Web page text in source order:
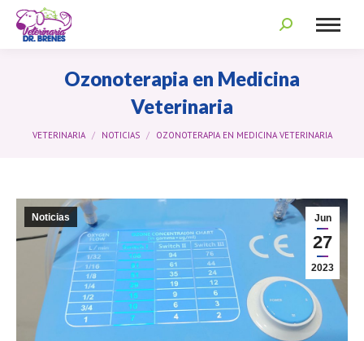
Search:
Ozonoterapia en Medicina
Veterinaria
You are here:
VETERINARIA NOTICIAS OZONOTERAPIA EN MEDICINA VETERINARIA
Jun
27
2023
Noticias